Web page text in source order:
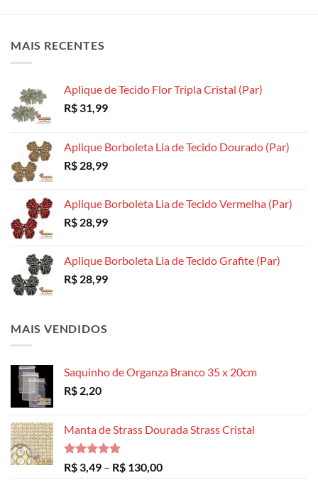
podem
na
página
página
página
MAIS RECENTES
Aplique de Tecido Flor Tripla Cristal (Par)
R$ 31,99
Aplique Borboleta Lia de Tecido Dourado (Par)
R$ 28,99
Aplique Borboleta Lia de Tecido Vermelha (Par)
R$ 28,99
Aplique Borboleta Lia de Tecido Grafite (Par)
R$ 28,99
MAIS VENDIDOS
Saquinho de Organza Branco 35 x 20cm
R$ 2,20
Manta de Strass Dourada Strass Cristal
Avaliação
5.00
de 5
R$ 3,49 – R$ 130,00Faixa